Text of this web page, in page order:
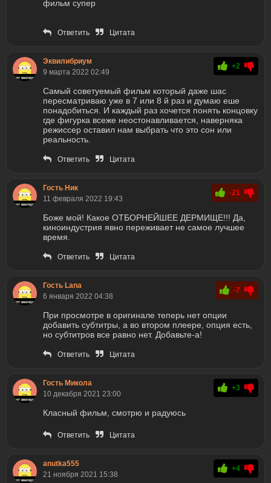
фильм супер
Ответить Цитата
Эквилибриум
9 марта 2022 02:49
+2
Самый советуемый фильм который даже шас
пересматриваю уже в 7 или 8 й раз и думаю еше
понадобиться. И каждый раз хочется понять концовку
где фигурка всеже неостонавливается, наверняка
режиссер оставил нам выбрать что это сон или
реальность.
Ответить Цитата
Гость Ник
11 февраля 2022 19:43
-21
Боже мой! Какое ОТБОРНЕЙШЕЕ ДЕРМИЩЕ!!! Да,
киноиндустрия явно переживает не самое лучшее
время.
Ответить Цитата
Гость Lana
6 января 2022 04:38
-7
При просмотре в оригинале теперь нет опции
добавить субтитры, а во втором плеере, опция есть,
но субтитров все равно нет. Добавьте-а!
Ответить Цитата
Гость Микола
10 декабря 2021 23:00
+3
Класный фильм, смотрю и радуюсь
Ответить Цитата
anutka555
21 ноября 2021 15:38
+4